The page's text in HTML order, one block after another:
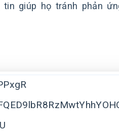
giúp họ tránh phản